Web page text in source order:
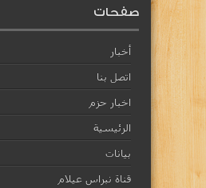
صفحات
أخبار
اتصل بنا
اخبار حزم
الرئيسية
بيانات
قناة نبراس عيلام